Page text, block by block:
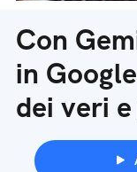
Con
in
dei veri